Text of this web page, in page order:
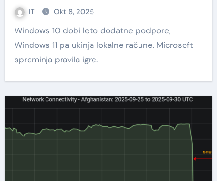
IT Okt 8, 2025
Windows 10 dobi leto dodatne podpore,
Windows 11 pa ukinja lokalne račune. Microsoft
spreminja pravila igre.